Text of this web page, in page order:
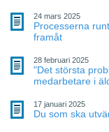
24 mars 2025
Processerna
framåt
28 februari 2025
"Det största
medarbetare i
17 januari 2025
Du som ska